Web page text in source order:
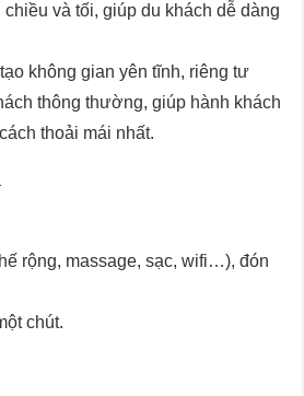
và tối, giúp du khách dễ dàng
không gian yên tĩnh, riêng tư
thông thường, giúp hành khách
thoải mái nhất.
rộng, massage, sạc, wifi…), đón
chút.